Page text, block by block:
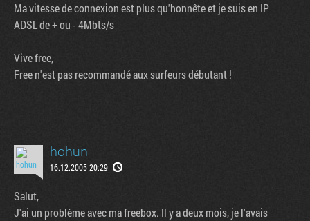
Ma vitesse de connexion est plus qu'honnête et je suis en IP
ADSL de + ou - 4Mbts/s
Vive free,
Free n'est pas recommandé aux surfeurs débutant !
hohun
16.12.2005 20:29
Salut,
J'ai un problème avec ma freebox. Il y a deux mois, je l'avais